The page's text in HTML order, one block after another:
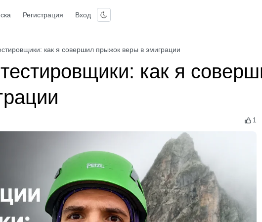
Регистрация Вход
как я совершил прыжок веры в эмиграции
как я
1